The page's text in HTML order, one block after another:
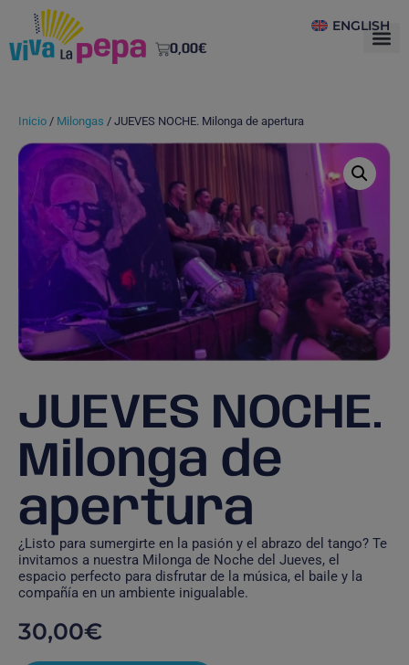
ENGLISH
0,00€
Inicio / Milongas / JUEVES NOCHE. Milonga de apertura
JUEVES NOCHE.
Milonga de
apertura
¿Listo para sumergirte en la pasión y el abrazo del tango? Te
invitamos a nuestra Milonga de Noche del Jueves, el
espacio perfecto para disfrutar de la música, el baile y la
compañía en un ambiente inigualable.
30,00€